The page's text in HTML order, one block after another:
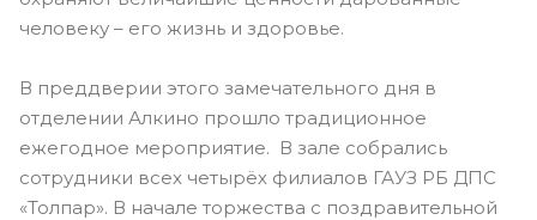
человеку – его жизнь и здоровье.
В преддверии этого замечательного дня в
отделении Алкино прошло традиционное
ежегодное мероприятие. В зале собрались
сотрудники всех четырёх филиалов ГАУЗ РБ ДПС
«Толпар». В начале торжества с поздравительной